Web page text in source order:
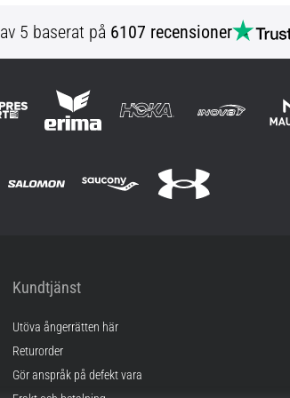
av 5 baserat på 6107 recensioner
Kundtjänst
Utöva ångerrätten här
Returorder
Gör anspråk på defekt vara